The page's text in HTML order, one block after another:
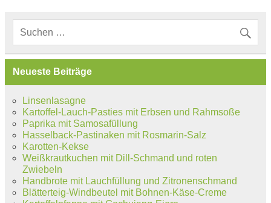
Neueste Beiträge
Linsenlasagne
Kartoffel-Lauch-Pasties mit Erbsen und Rahmsoße
Paprika mit Samosafüllung
Hasselback-Pastinaken mit Rosmarin-Salz
Karotten-Kekse
Weißkrautkuchen mit Dill-Schmand und roten
Zwiebeln
Handbrote mit Lauchfüllung und Zitronenschmand
Blätterteig-Windbeutel mit Bohnen-Käse-Creme